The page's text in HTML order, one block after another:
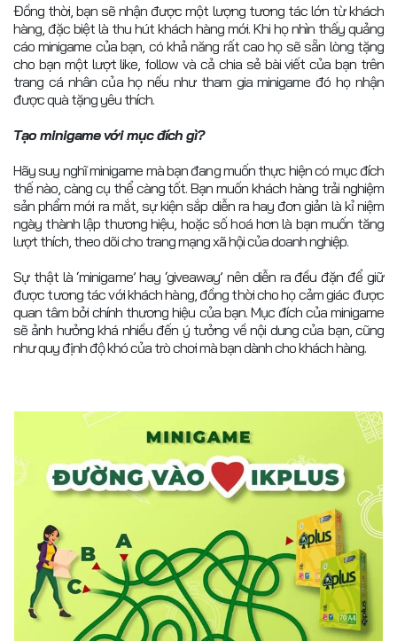
Đồng thời, bạn sẽ nhận được một lượng tương tác lớn từ khách
hàng, đặc biệt là thu hút khách hàng mới. Khi họ nhìn thấy quảng
cáo minigame của bạn, có khả năng rất cao họ sẽ sẵn lòng tặng
cho bạn một lượt like, follow và cả chia sẻ bài viết của bạn trên
trang cá nhân của họ nếu như tham gia minigame đó họ nhận
được quà tặng yêu thích.
Tạo minigame với mục đích gì?
Hãy suy nghĩ minigame mà bạn đang muốn thực hiện có mục đích
thế nào, càng cụ thể càng tốt. Bạn muốn khách hàng trải nghiệm
sản phẩm mới ra mắt, sự kiện sắp diễn ra hay đơn giản là kỉ niệm
ngày thành lập thương hiệu, hoặc số hoá hơn là bạn muốn tăng
lượt thích, theo dõi cho trang mạng xã hội của doanh nghiệp.
Sự thật là ‘minigame’ hay ‘giveaway’ nên diễn ra đều đặn để giữ
được tương tác với khách hàng, đồng thời cho họ cảm giác được
quan tâm bởi chính thương hiệu của bạn. Mục đích của minigame
sẽ ảnh hưởng khá nhiều đến ý tưởng về nội dung của bạn, cũng
như quy định độ khó của trò chơi mà bạn dành cho khách hàng.